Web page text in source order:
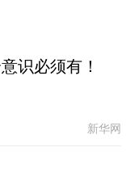
识必须有！
新华网